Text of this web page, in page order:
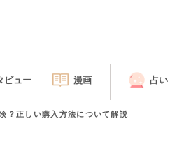
ビュー 漫画 占い
？正しい購入方法について解説